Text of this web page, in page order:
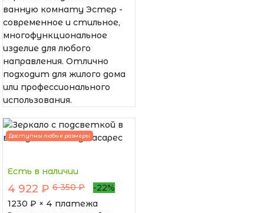
ванную комнату Эстер -
современное и стильное,
многофункциональное
изделие для любого
направления. Отлично
подходит для жилого дома
или профессионального
использования.
Доступны любые размеры
Есть в наличии
4 922 ₽ 6 350 ₽
-22%
1230 ₽ × 4 платежа